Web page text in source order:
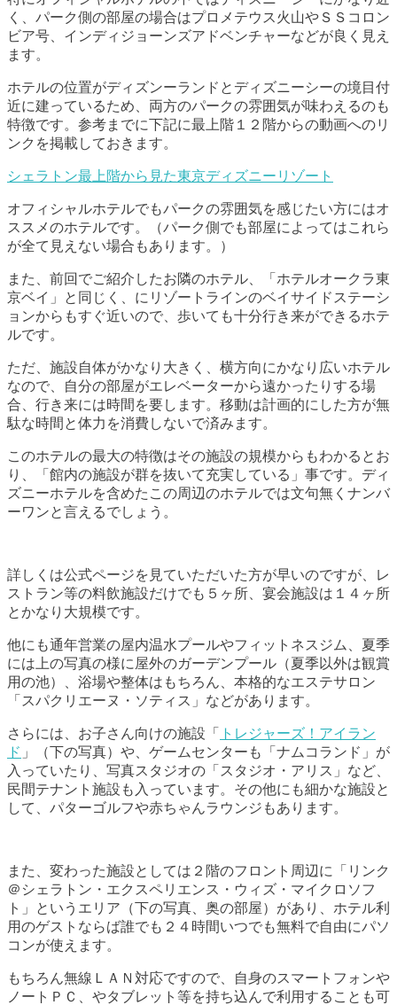
く、パーク側の部屋の場合はプロメテウス火山やＳＳコロン
ビア号、インディジョーンズアドベンチャーなどが良く見え
ます。
ホテルの位置がディズンーランドとディズニーシーの境目付
近に建っているため、両方のパークの雰囲気が味わえるのも
特徴です。参考までに下記に最上階１２階からの動画へのリ
ンクを掲載しておきます。
シェラトン最上階から見た東京ディズニーリゾート
オフィシャルホテルでもパークの雰囲気を感じたい方にはオ
ススメのホテルです。（パーク側でも部屋によってはこれら
が全て見えない場合もあります。）
また、前回でご紹介したお隣のホテル、「ホテルオークラ東
京ベイ」と同じく、にリゾートラインのベイサイドステーシ
ョンからもすぐ近いので、歩いても十分行き来ができるホテ
ルです。
ただ、施設自体がかなり大きく、横方向にかなり広いホテル
なので、自分の部屋がエレベーターから遠かったりする場
合、行き来には時間を要します。移動は計画的にした方が無
駄な時間と体力を消費しないで済みます。
このホテルの最大の特徴はその施設の規模からもわかるとお
り、「館内の施設が群を抜いて充実している」事です。ディ
ズニーホテルを含めたこの周辺のホテルでは文句無くナンバ
ーワンと言えるでしょう。
詳しくは公式ページを見ていただいた方が早いのですが、レ
ストラン等の料飲施設だけでも５ヶ所、宴会施設は１４ヶ所
とかなり大規模です。
他にも通年営業の屋内温水プールやフィットネスジム、夏季
には上の写真の様に屋外のガーデンプール（夏季以外は観賞
用の池）、浴場や整体はもちろん、本格的なエステサロン
「スパクリエーヌ・ソティス」などがあります。
さらには、お子さん向けの施設「
トレジャーズ！アイラン
ド 」（下の写真）や、ゲームセンターも「ナムコランド」が
入っていたり、写真スタジオの「スタジオ・アリス」など、
民間テナント施設も入っています。その他にも細かな施設と
して、パターゴルフや赤ちゃんラウンジもあります。
また、変わった施設としては２階のフロント周辺に「リンク
＠シェラトン・エクスペリエンス・ウィズ・マイクロソフ
ト」というエリア（下の写真、奥の部屋）があり、ホテル利
用のゲストならば誰でも２４時間いつでも無料で自由にパソ
コンが使えます。
もちろん無線ＬＡＮ対応ですので、自身のスマートフォンや
ノートＰＣ、やタブレット等を持ち込んで利用することも可